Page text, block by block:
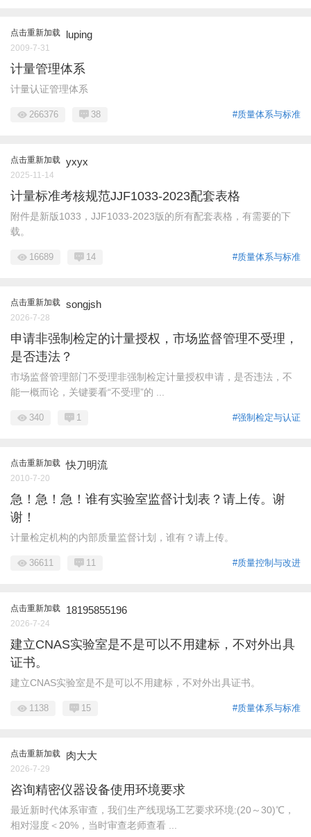
点击重新加载 luping
2009-7-31
计量管理体系
计量认证管理体系
#质量体系与标准
266376 38
点击重新加载 yxyx
2025-11-14
计量标准考核规范JJF1033-2023配套表格
附件是新版1033，JJF1033-2023版的所有配套表格，有需要的下
载。
#质量体系与标准
16689 14
点击重新加载 songjsh
2026-7-28
申请非强制检定的计量授权，市场监督管理不受理，
是否违法？
市场监督管理部门不受理非强制检定计量授权申请，是否违法，不
能一概而论，关键要看“不受理”的 ...
#强制检定与认证
340 1
点击重新加载 快刀明流
2010-7-20
急！急！急！谁有实验室监督计划表？请上传。谢
谢！
计量检定机构的内部质量监督计划，谁有？请上传。
#质量控制与改进
36611 11
点击重新加载 18195855196
2026-7-24
建立CNAS实验室是不是可以不用建标，不对外出具
证书。
建立CNAS实验室是不是可以不用建标，不对外出具证书。
#质量体系与标准
1138 15
点击重新加载 肉大大
2026-7-29
咨询精密仪器设备使用环境要求
最近新时代体系审查，我们生产线现场工艺要求环境:(20～30)℃，
相对湿度＜20%，当时审查老师查看 ...